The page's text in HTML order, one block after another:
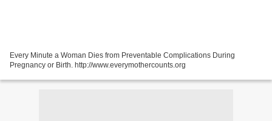
Every Minute a Woman Dies from Preventable Complications During
Pregnancy or Birth. http://www.everymothercounts.org